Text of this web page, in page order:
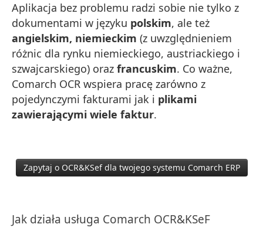
Aplikacja bez problemu radzi sobie nie tylko z
dokumentami w języku polskim, ale też
angielskim, niemieckim (z uwzględnieniem
różnic dla rynku niemieckiego, austriackiego i
szwajcarskiego) oraz francuskim. Co ważne,
Comarch OCR wspiera pracę zarówno z
pojedynczymi fakturami jak i plikami
zawierającymi wiele faktur.
Zapytaj o OCR&KSef dla twojego systemu Comarch ERP
Jak działa usługa Comarch OCR&KSeF